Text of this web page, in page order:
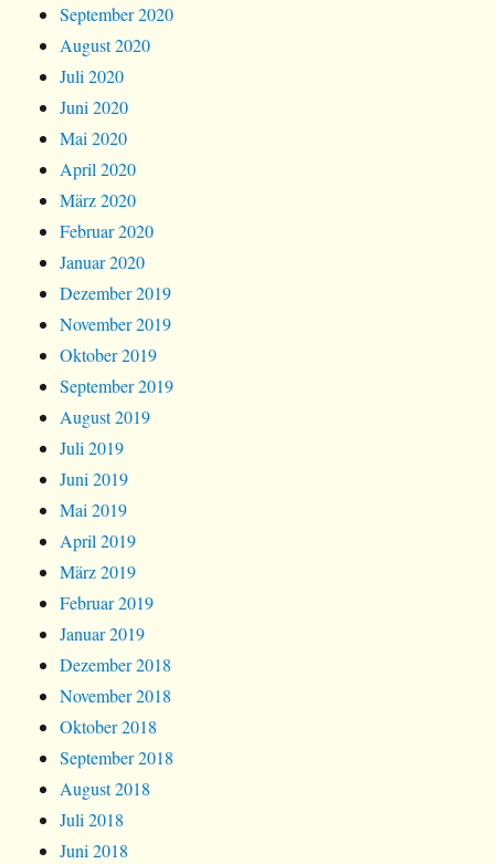
September 2020
August 2020
Juli 2020
Juni 2020
Mai 2020
April 2020
März 2020
Februar 2020
Januar 2020
Dezember 2019
November 2019
Oktober 2019
September 2019
August 2019
Juli 2019
Juni 2019
Mai 2019
April 2019
März 2019
Februar 2019
Januar 2019
Dezember 2018
November 2018
Oktober 2018
September 2018
August 2018
Juli 2018
Juni 2018